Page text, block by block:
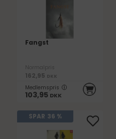
Fangst
Normalpris
162,95 DKK
Medlemspris
103,95 DKK
SPAR 36 %